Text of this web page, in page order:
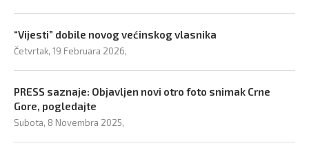
“Vijesti” dobile novog većinskog vlasnika
Četvrtak, 19 Februara 2026,
PRESS saznaje: Objavljen novi otro foto snimak Crne
Gore, pogledajte
Subota, 8 Novembra 2025,